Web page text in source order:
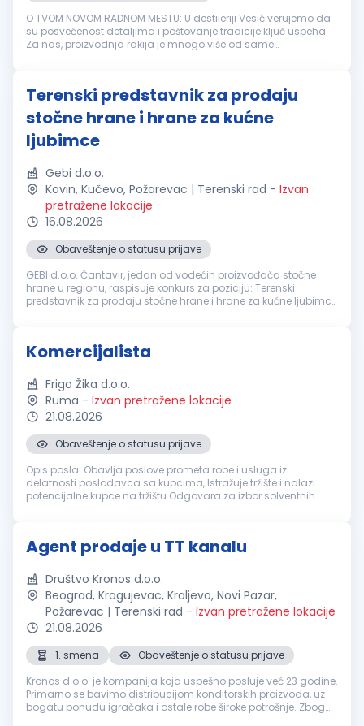
O TVOM NOVOM RADNOM MESTU: U destileriji Vesić verujemo da
su posvećenost detaljima i poštovanje tradicije ključ uspeha.
Za nas, proizvodnja rakija je mnogo više od same
Terenski predstavnik za prodaju
stočne hrane i hrane za kućne
ljubimce
Gebi d.o.o.
Kovin, Kučevo, Požarevac | Terenski rad - Izvan
pretražene lokacije
16.08.2026
Obaveštenje o statusu prijave
GEBI d.o.o. Čantavir, jedan od vodećih proizvođača stočne
hrane u regionu, raspisuje konkurs za poziciju: Terenski
predstavnik za prodaju stočne hrane i hrane za kućne ljubimce
Komercijalista
Frigo Žika d.o.o.
Ruma - Izvan pretražene lokacije
21.08.2026
Obaveštenje o statusu prijave
Opis posla: Obavlja poslove prometa robe i usluga iz
delatnosti poslodavca sa kupcima, Istražuje tržište i nalazi
potencijalne kupce na tržištu Odgovara za izbor solventnih
Agent prodaje u TT kanalu
Društvo Kronos d.o.o.
Beograd, Kragujevac, Kraljevo, Novi Pazar,
Požarevac | Terenski rad - Izvan pretražene lokacije
21.08.2026
1. smena
Obaveštenje o statusu prijave
Kronos d.o.o. je kompanija koja uspešno posluje već 23 godine.
Primarno se bavimo distribucijom konditorskih proizvoda, uz
bogatu ponudu igračaka i ostale robe široke potrošnje. Zbog